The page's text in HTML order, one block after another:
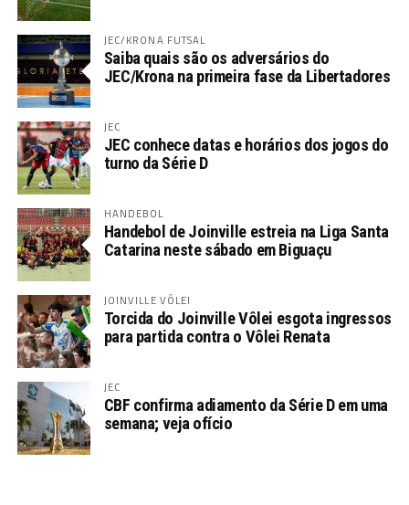
JEC/KRONA FUTSAL
Saiba quais são os adversários do
JEC/Krona na primeira fase da Libertadores
JEC
JEC conhece datas e horários dos jogos do
turno da Série D
HANDEBOL
Handebol de Joinville estreia na Liga Santa
Catarina neste sábado em Biguaçu
JOINVILLE VÔLEI
Torcida do Joinville Vôlei esgota ingressos
para partida contra o Vôlei Renata
JEC
CBF confirma adiamento da Série D em uma
semana; veja ofício